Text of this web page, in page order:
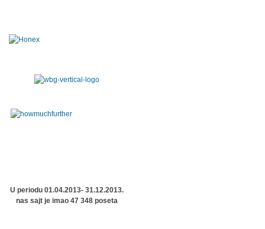
U periodu 01.04.2013- 31.12.2013.
nas sajt je imao 47 348 poseta